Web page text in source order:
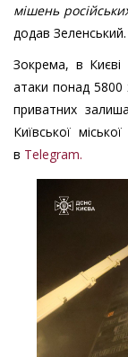
мішень
додав Зеленський.
Зокрема, в Києві
атаки понад 5800
приватних
Київської
в Telegram.